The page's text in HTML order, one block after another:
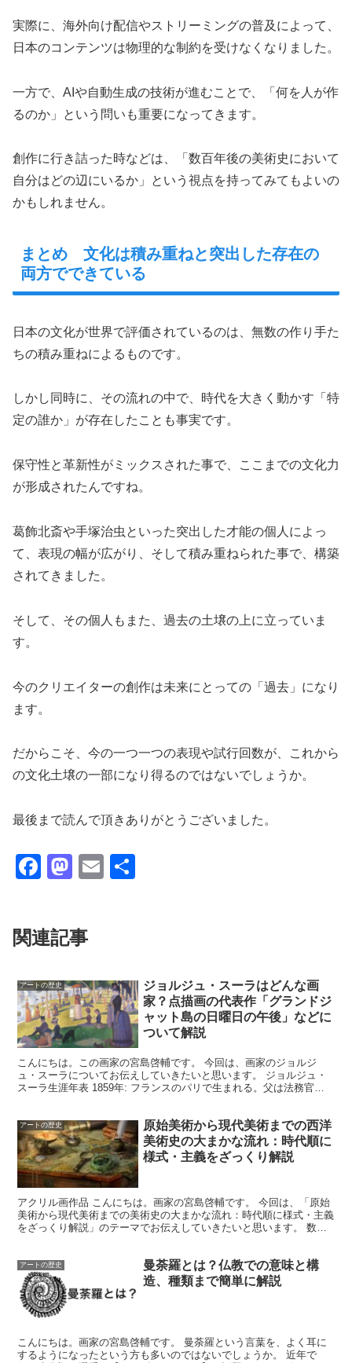
実際に、海外向け配信やストリーミングの普及によって、
日本のコンテンツは物理的な制約を受けなくなりました。
一方で、AIや自動生成の技術が進むことで、「何を人が作
るのか」という問いも重要になってきます。
創作に行き詰った時などは、「数百年後の美術史において
自分はどの辺にいるか」という視点を持ってみてもよいの
かもしれません。
まとめ 文化は積み重ねと突出した存在の
両方でできている
日本の文化が世界で評価されているのは、無数の作り手た
ちの積み重ねによるものです。
しかし同時に、その流れの中で、時代を大きく動かす「特
定の誰か」が存在したことも事実です。
保守性と革新性がミックスされた事で、ここまでの文化力
が形成されたんですね。
葛飾北斎や手塚治虫といった突出した才能の個人によっ
て、表現の幅が広がり、そして積み重ねられた事で、構築
されてきました。
そして、その個人もまた、過去の土壌の上に立っていま
す。
今のクリエイターの創作は未来にとっての「過去」になり
ます。
だからこそ、今の一つ一つの表現や試行回数が、これから
の文化土壌の一部になり得るのではないでしょうか。
最後まで読んで頂きありがとうございました。
F
e
o
o
k
M
o
o
n
E
関連記事
アートの歴史
ジョルジュ・スーラはどんな画
家？点描画の代表作「グランドジ
ャット島の日曜日の午後」などに
ついて解説
こんにちは。この画家の宮島啓輔です。 今回は、画家のジョルジ
ュ・スーラについてお伝えしていきたいと思います。 ジョルジュ・
スーラ生涯年表 1859年: フランスのパリで生まれる。父は法務官
アートの歴史
原始美術から現代美術までの西洋
美術史の大まかな流れ：時代順に
様式・主義をざっくり解説
アクリル画作品 こんにちは。画家の宮島啓輔です。 今回は、「原始
美術から現代美術までの美術史の大まかな流れ：時代順に様式・主義
をざっくり解説」のテーマでお伝えしていきたいと思います。 数万
アートの歴史
曼荼羅とは？仏教での意味と構
造、種類まで簡単に解説
こんにちは。画家の宮島啓輔です。 曼荼羅という言葉を、よく耳に
するようになったという方も多いのではないでしょうか。 近年で